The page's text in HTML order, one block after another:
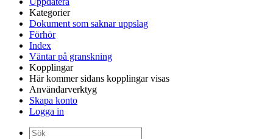
Kategorier
Dokument som saknar uppslag
Förhör
Index
Väntar på granskning
Kopplingar
Här kommer sidans kopplingar visas
Användarverktyg
Skapa konto
Logga in